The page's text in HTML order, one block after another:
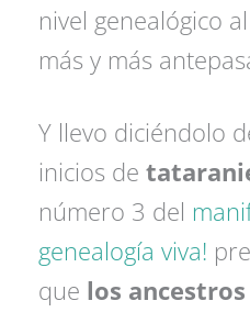
nivel genealógico
más y más
Y llevo diciéndolo
inicios de
número 3 del
genealogía viva!
que los